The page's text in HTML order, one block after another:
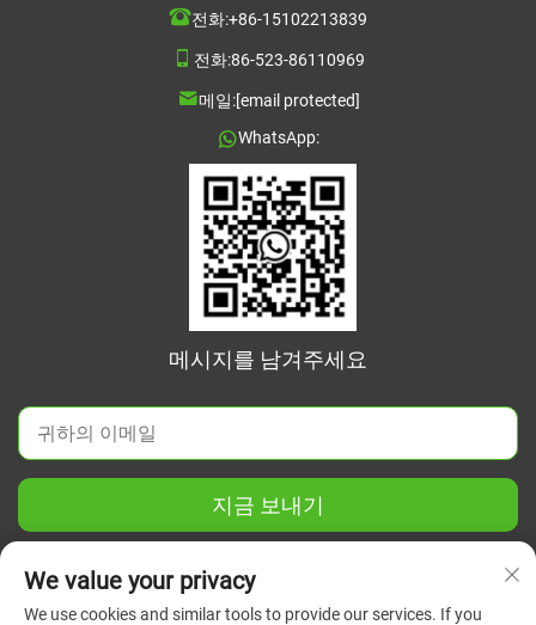
전화:+86-15102213839
전화:86-523-86110969
메일:[email protected]
WhatsApp:
메시지를 남겨주세요
지금 보내기
We value your privacy
We use cookies and similar tools to provide our services. If you